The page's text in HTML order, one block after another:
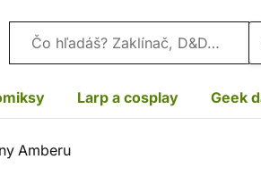
Vyhľadávanie
Larp a cosplay Geek
Amberu